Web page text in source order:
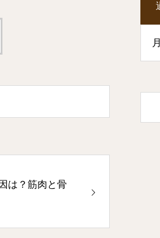
は？筋肉と骨